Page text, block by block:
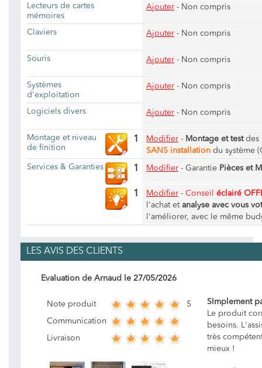
Lecteurs de cartes
mémoires
Ajouter - Non compris
Claviers Ajouter - Non compris
Souris Ajouter - Non compris
Systèmes
d'exploitation
Ajouter - Non compris
Logiciels divers Ajouter - Non compris
Montage et niveau
de finition
1 Modifier - Montage et testdes
SANS installation du système
Services & Garanties
1 Modifier - Garantie Pièces et
1 Modifier - Conseil éclairé
l'achat et analyse avec vous
l'améliorer, avec le même
LES AVIS DES CLIENTS
Evaluation de Arnaud le 27/05/2026
Note produit 5
Communication
Livraison
SImplement
Le produit
besoins.
très
mieux !